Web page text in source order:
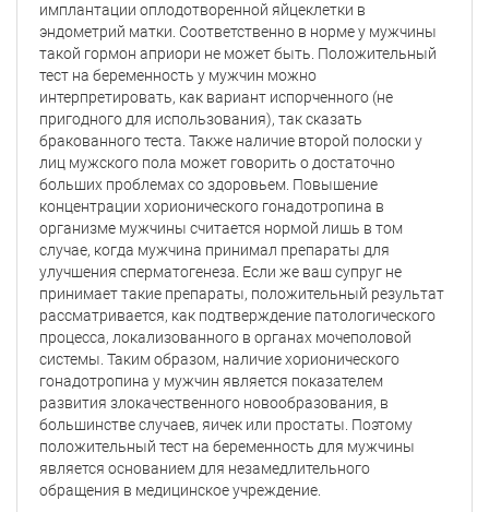
имплантации оплодотворенной яйцеклетки в
эндометрий матки. Соответственно в норме у мужчины
такой гормон априори не может быть. Положительный
тест на беременность у мужчин можно
интерпретировать, как вариант испорченного (не
пригодного для использования), так сказать
бракованного теста. Также наличие второй полоски у
лиц мужского пола может говорить о достаточно
больших проблемах со здоровьем. Повышение
концентрации хорионического гонадотропина в
организме мужчины считается нормой лишь в том
случае, когда мужчина принимал препараты для
улучшения сперматогенеза. Если же ваш супруг не
принимает такие препараты, положительный результат
рассматривается, как подтверждение патологического
процесса, локализованного в органах мочеполовой
системы. Таким образом, наличие хорионического
гонадотропина у мужчин является показателем
развития злокачественного новообразования, в
большинстве случаев, яичек или простаты. Поэтому
положительный тест на беременность для мужчины
является основанием для незамедлительного
обращения в медицинское учреждение.